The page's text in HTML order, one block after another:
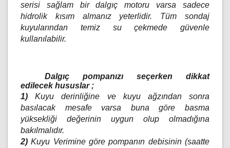
serisi sağlam bir dalgıç motoru varsa sadece
hidrolik kısım almanız yeterlidir. Tüm sondaj
kuyularından temiz su çekmede güvenle
kullanılabilir.
Dalgıç pompanızı seçerken dikkat
edilecek hususlar ;
1) Kuyu derinliğine ve kuyu ağzından sonra
basılacak mesafe varsa buna göre basma
yüksekliği değerinin uygun olup olmadığına
bakılmalıdır.
2) Kuyu Verimine göre pompanın debisinin (saatte